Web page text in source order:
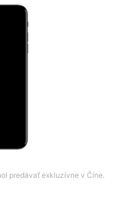
predávať exkluzívne v Číne.